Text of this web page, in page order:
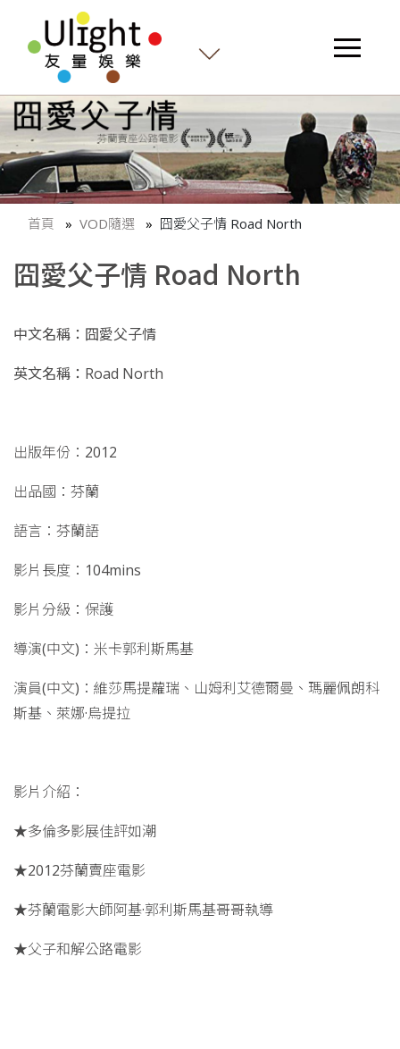
首頁 VOD隨選 囧愛父子情 Road North
囧愛父子情 Road North
中文名稱：囧愛父子情
英文名稱：Road North
出版年份：2012
出品國：芬蘭
語言：芬蘭語
影片長度：104mins
影片分級：保護
導演(中文)：米卡郭利斯馬基
演員(中文)：維莎馬提蘿瑞、山姆利艾德爾曼、瑪麗佩朗科
斯基、萊娜·烏提拉
影片介紹：
★多倫多影展佳評如潮
★2012芬蘭賣座電影
★芬蘭電影大師阿基·郭利斯馬基哥哥執導
★父子和解公路電影